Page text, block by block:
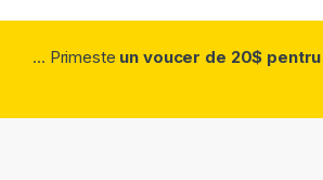
... Primeste un voucer de 20$ pentru